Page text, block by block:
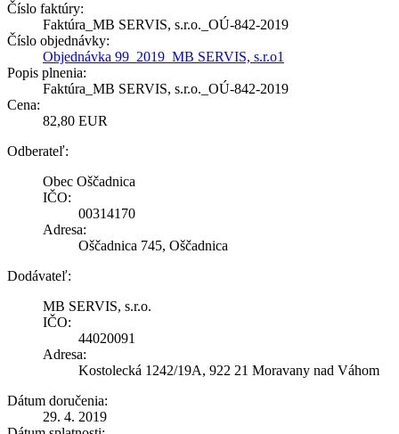
Číslo faktúry:
Faktúra_MB SERVIS, s.r.o._OÚ-842-2019
Číslo objednávky:
Objednávka 99_2019_MB SERVIS, s.r.o1
Popis plnenia:
Faktúra_MB SERVIS, s.r.o._OÚ-842-2019
Cena:
82,80 EUR
Odberateľ:
Obec Oščadnica
IČO:
00314170
Adresa:
Oščadnica 745, Oščadnica
Dodávateľ:
MB SERVIS, s.r.o.
IČO:
44020091
Adresa:
Kostolecká 1242/19A, 922 21 Moravany nad Váhom
Dátum doručenia:
29. 4. 2019